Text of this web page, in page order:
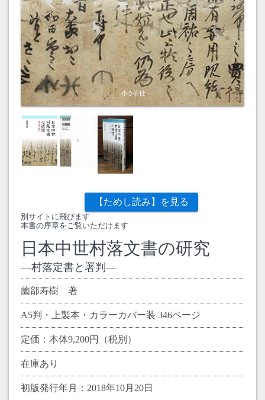
【ためし読み】を見る
別サイトに飛びます
本書の序章をご覧いただけます
日本中世村落文書の研究
村落定書と署判
薗部寿樹 著
A5判・上製本・カラーカバー装 346ページ
定価：本体9,200円（税別）
在庫あり
初版発行年月：2018年10月20日